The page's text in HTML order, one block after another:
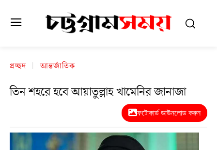
প্রচ্ছদ আন্তর্জাতিক
তিন শহরে হবে আয়াতুল্লাহ খামেনির জানাজা
ফটোকার্ড ডাউনলোড করুন